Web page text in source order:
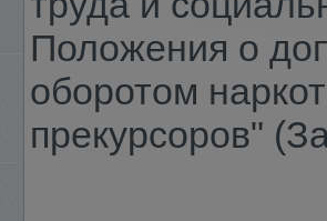
Положения о
оборотом
прекурсоров"